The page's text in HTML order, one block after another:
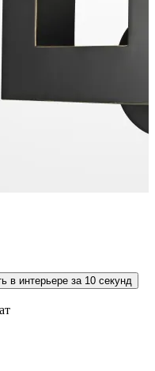
в интерьере за 10 секунд